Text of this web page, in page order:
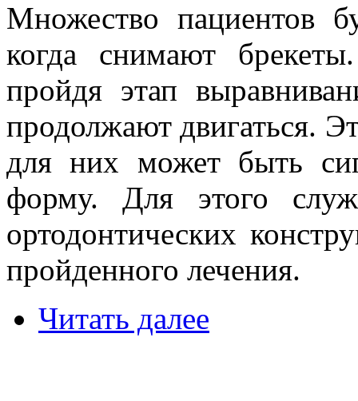
Множество пациентов
когда снимают
пройдя этап
продолжают двигаться.
для них может быть
форму. Для этого
ортодонтических
пройденного лечения.
Читать далее